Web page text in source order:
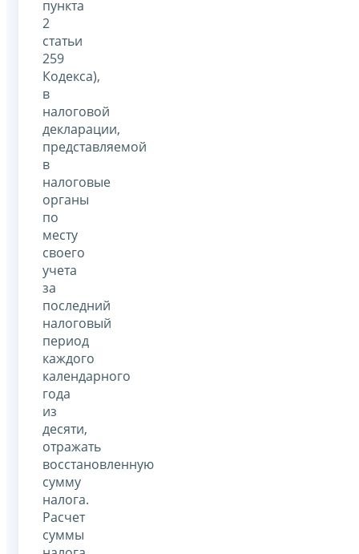
пункта
2
статьи
259
Кодекса),
в
налоговой
декларации,
представляемой
в
налоговые
органы
по
месту
своего
учета
за
последний
налоговый
период
каждого
календарного
года
из
десяти,
отражать
восстановленную
сумму
налога.
Расчет
суммы